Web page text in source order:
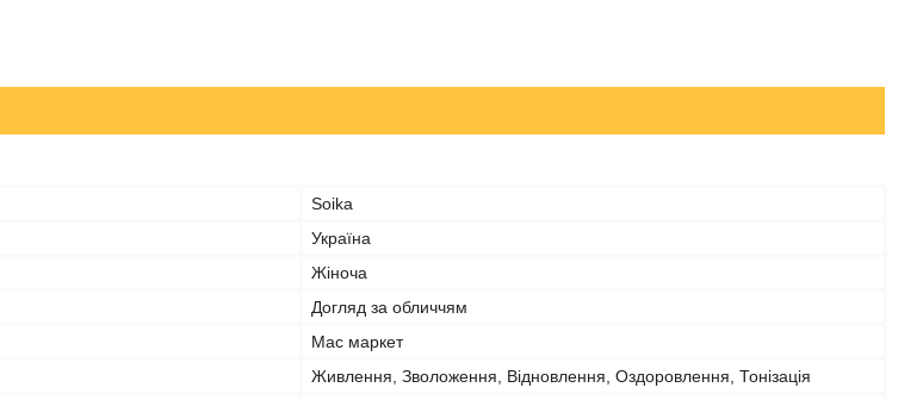
Soika
Україна
Жіноча
Догляд за обличчям
Мас маркет
Живлення, Зволоження, Відновлення, Оздоровлення, Тонізація